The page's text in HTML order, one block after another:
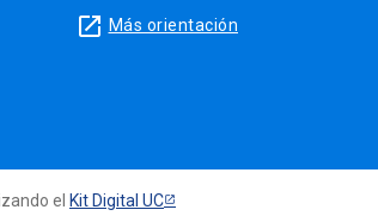
launch Más orientación
el Kit Digital UC